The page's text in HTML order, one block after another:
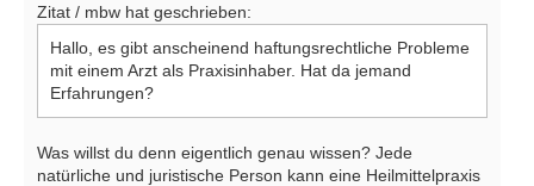
Zitat / mbw hat geschrieben:
Hallo, es gibt anscheinend haftungsrechtliche Probleme
mit einem Arzt als Praxisinhaber. Hat da jemand
Erfahrungen?
Was willst du denn eigentlich genau wissen? Jede
natürliche und juristische Person kann eine Heilmittelpraxis